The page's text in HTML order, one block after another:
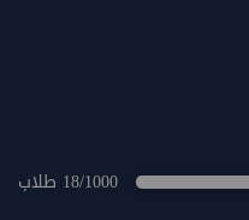
18/1000 طلاب